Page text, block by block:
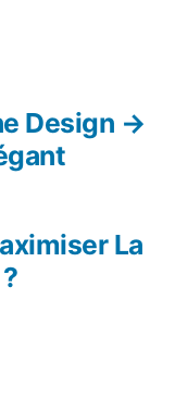
:
La
Design →